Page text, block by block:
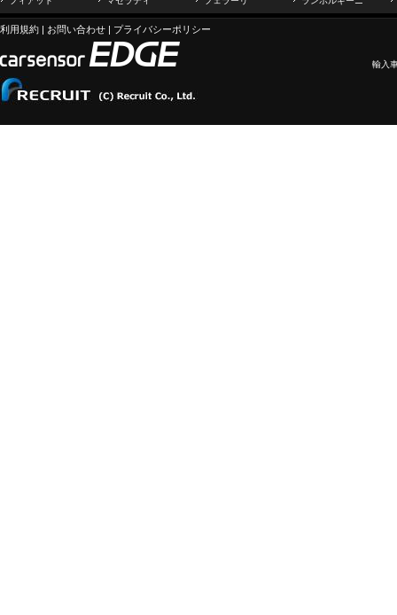
利用規約 | お問い合わせ | プライバシーポリシー
輸入